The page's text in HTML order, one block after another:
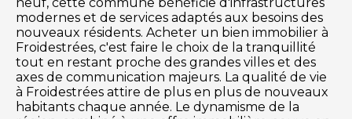
modernes et de services adaptés aux besoins des
nouveaux résidents. Acheter un bien immobilier à
Froidestrées, c'est faire le choix de la tranquillité
tout en restant proche des grandes villes et des
axes de communication majeurs. La qualité de vie
à Froidestrées attire de plus en plus de nouveaux
habitants chaque année. Le dynamisme de la